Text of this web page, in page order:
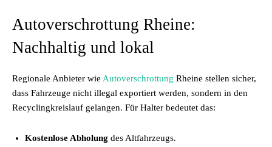
Autoverschrottung Rheine:
Nachhaltig und lokal
Regionale Anbieter wie Autoverschrottung Rheine stellen sicher,
dass Fahrzeuge nicht illegal exportiert werden, sondern in den
Recyclingkreislauf gelangen. Für Halter bedeutet das:
Kostenlose Abholung des Altfahrzeugs.